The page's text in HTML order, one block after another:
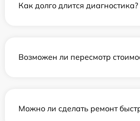
Как долго длится диагностика?
Возможен ли пересмотр
Можно ли сделать ремонт